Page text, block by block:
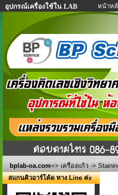
อุปกรณ์เครื่องใช้ใน LAB หน้าห
bplab-oa.com=> เครื่องแก้ว ->
สแกนคิวอาร์โค้ด ทาง Line ค่ะ